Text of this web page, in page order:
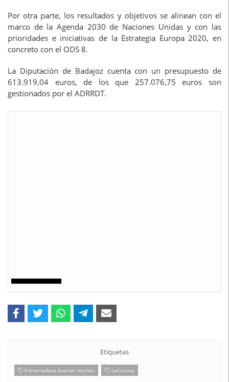
Por otra parte, los resultados y objetivos se alinean con el
marco de la Agenda 2030 de Naciones Unidas y con las
prioridades e iniciativas de la Estrategia Europa 2020, en
concreto con el ODS 8.
La Diputación de Badajoz cuenta con un presupuesto de
613.919,04 euros, de los que 257.076,75 euros son
gestionados por el ADRRDT.
Etiquetas
Extremadura buenas noches LaCocosa